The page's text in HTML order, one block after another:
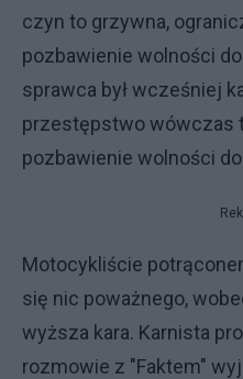
czyn to grzywna,
pozbawienie wolności
sprawca był wcześniej
przestępstwo wówczas
pozbawienie wolności
Motocykliście
się nic poważnego,
wyższa kara. Karnista
rozmowie z "Faktem"